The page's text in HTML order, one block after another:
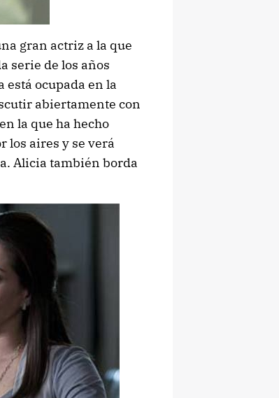
gran actriz a la que
serie de los años
está ocupada en la
abiertamente con
la que ha hecho
los aires y se verá
Alicia también borda